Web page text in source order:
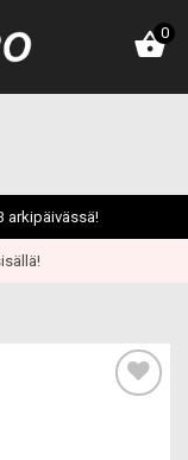
0
arkipäivässä!